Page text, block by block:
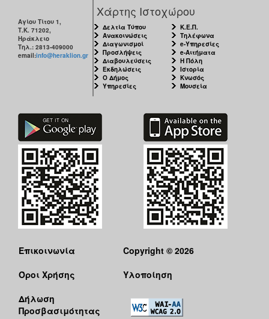
ΔΗΜΟΣ
ΠΟΛΙΤΙΣΜΟΣ
Αγίου Τίτου 1,
Τ.Κ. 71202,
Ηράκλειο
Τηλ.: 2813-409000
email:info@heraklion.gr
Χάρτης Ιστοχώρου
Δελτία Τύπου
Ανακοινώσεις
Διαγωνισμοί
Προσλήψεις
Διαβουλεύσεις
Εκδηλώσεις
Ο Δήμος
Υπηρεσίες
Κ.Ε.Π.
Τηλέφωνα
e-Υπηρεσίες
e-Αιτήματα
Η Πόλη
Ιστορία
Κνωσός
Μουσεία
Επικοινωνία
Όροι Χρήσης
Δήλωση
Προσβασιμότητας
Copyright © 2026
Υλοποίηση